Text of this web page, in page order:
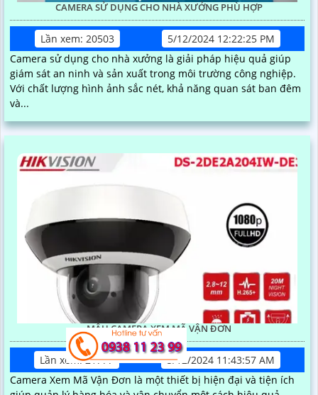
CAMERA SỬ DỤNG CHO NHÀ XƯỞNG PHÙ HỢP
Lần xem: 20503
5/12/2024 12:22:25 PM
Camera sử dụng cho nhà xưởng là giải pháp hiệu quả giúp
giám sát an ninh và sản xuất trong môi trường công nghiệp.
Với chất lượng hình ảnh sắc nét, khả năng quan sát ban đêm
và...
MẪU CAMERA XEM MÃ VẬN ĐƠN
Lần xem: 21777
5/12/2024 11:43:57 AM
Camera Xem Mã Vận Đơn là một thiết bị hiện đại và tiện ích